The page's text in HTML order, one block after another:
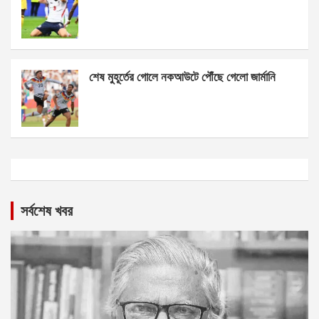
শেষ মুহূর্তের গোলে নকআউটে পৌঁছে গেলো জার্মানি
সর্বশেষ খবর